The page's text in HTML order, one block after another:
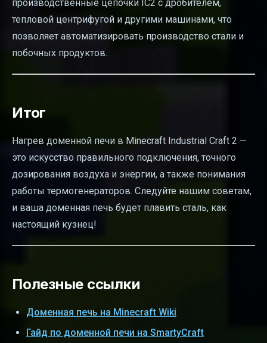
производственные цепочки IC2 с дробителем,
тепловой центрифугой и другими машинами, что
позволяет автоматизировать производство стали и
побочных продуктов.
Итог
Нагрев доменной печи в Minecraft Industrial Craft 2 —
это искусство правильного подключения, точного
дозирования воздуха и энергии, а также понимания
работы термогенераторов. Следуйте нашим советам,
и ваша доменная печь будет плавить сталь, как
настоящий кузнец!
Полезные ссылки
Доменная печь на Minecraft Wiki
Гайд по доменной печи на SmartyCraft